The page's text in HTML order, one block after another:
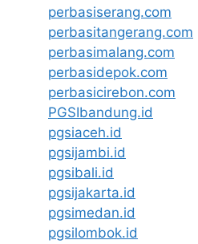
perbasiserang.com
perbasitangerang.com
perbasimalang.com
perbasidepok.com
perbasicirebon.com
PGSIbandung.id
pgsiaceh.id
pgsijambi.id
pgsibali.id
pgsijakarta.id
pgsimedan.id
pgsilombok.id